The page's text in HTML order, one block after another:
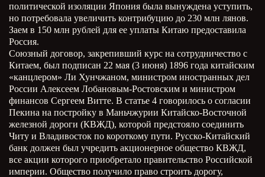
политической изоляции Япония была вынуждена уступить,
но потребовала увеличить контрибуцию до 230 млн лянов.
Заем в 150 млн рублей для ее уплаты Китаю предоставила
Россия.
Союзный договор, закрепивший курс на сотрудничество с
Китаем, был подписан 22 мая (3 июня) 1896 года китайским
«канцлером» Ли Хунчжаном, министром иностранных дел
России Алексеем Лобановым-Ростовским и министром
финансов Сергеем Витте. В статье 4 говорилось о согласии
Пекина на постройку в Маньчжурии Китайско-Восточной
железной дороги (КВЖД), которой предстояло соединить
Читу и Владивосток по короткому пути. Русско-Китайский
банк должен был учредить акционерное общество КВЖД,
все акции которого приобретало правительство Российской
империи. Общество получило право строить дорогу,